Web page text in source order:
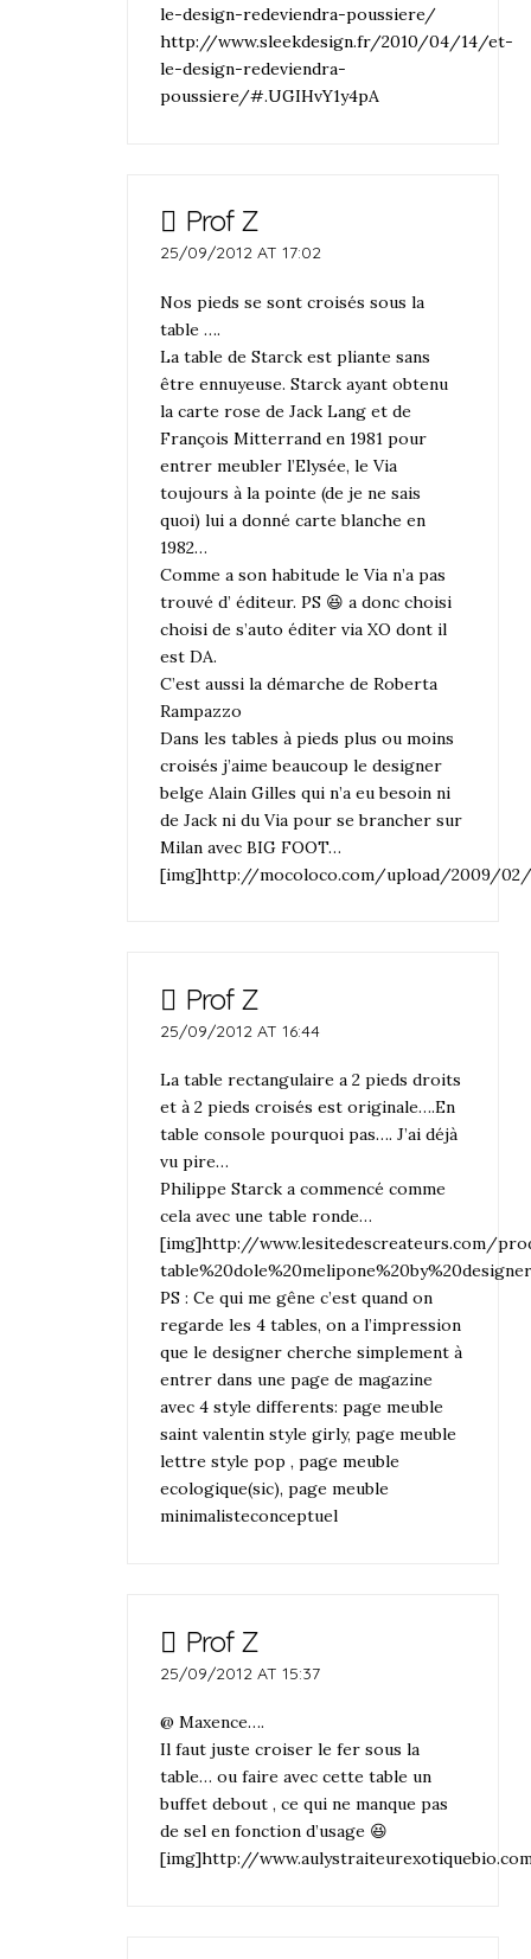
le-design-redeviendra-poussiere/
http://www.sleekdesign.fr/2010/04/14/et-
le-design-redeviendra-
poussiere/#.UGIHvY1y4pA
Prof Z
25/09/2012 AT 17:02
Nos pieds se sont croisés sous la
table ….
La table de Starck est pliante sans
être ennuyeuse. Starck ayant obtenu
la carte rose de Jack Lang et de
François Mitterrand en 1981 pour
entrer meubler l’Elysée, le Via
toujours à la pointe (de je ne sais
quoi) lui a donné carte blanche en
1982…
Comme a son habitude le Via n’a pas
trouvé d’ éditeur. PS 😆 a donc choisi
choisi de s’auto éditer via XO dont il
est DA.
C’est aussi la démarche de Roberta
Rampazzo
Dans les tables à pieds plus ou moins
croisés j’aime beaucoup le designer
belge Alain Gilles qui n’a eu besoin ni
de Jack ni du Via pour se brancher sur
Milan avec BIG FOOT…
[img]http://mocoloco.com/upload/2009/
Prof Z
25/09/2012 AT 16:44
La table rectangulaire a 2 pieds droits
et à 2 pieds croisés est originale….En
table console pourquoi pas…. J’ai déjà
vu pire…
Philippe Starck a commencé comme
cela avec une table ronde…
[img]http://www.lesitedescreateurs.com/
PS : Ce qui me gêne c’est quand on
regarde les 4 tables, on a l’impression
que le designer cherche simplement à
entrer dans une page de magazine
avec 4 style differents: page meuble
saint valentin style girly, page meuble
lettre style pop , page meuble
ecologique(sic), page meuble
minimalisteconceptuel
Prof Z
25/09/2012 AT 15:37
@ Maxence….
Il faut juste croiser le fer sous la
table… ou faire avec cette table un
buffet debout , ce qui ne manque pas
de sel en fonction d’usage 😆
[img]http://